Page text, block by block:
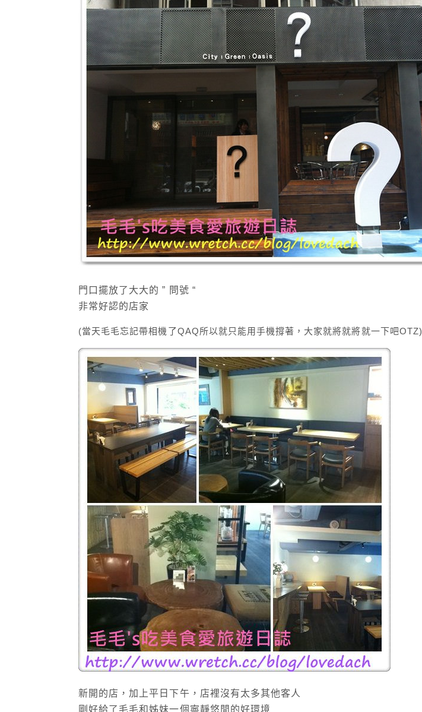
門口擺放了大大的 ” 問號 “
非常好認的店家
(當天毛毛忘記帶相機了QAQ所以就只能用手機撐著，大家就將就將就一下吧OTZ)
新開的店，加上平日下午，店裡沒有太多其他客人
剛好給了毛毛和姊妹一個寧靜悠閒的好環境